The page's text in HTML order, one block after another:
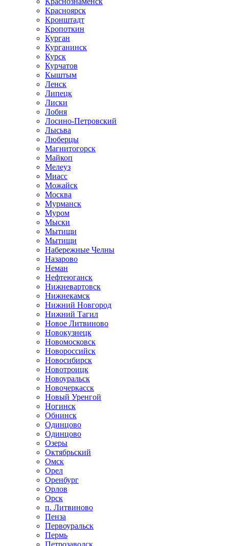
Красноярск
Кронштадт
Кропоткин
Курган
Курганинск
Курск
Курчатов
Кыштым
Ленск
Липецк
Лиски
Лобня
Лосино-Петровский
Лысьва
Люберцы
Магнитогорск
Майкоп
Мелеуз
Миасс
Можайск
Москва
Мурманск
Муром
Мыски
Мытищи
Мытищи
Набережные Челны
Назарово
Неман
Нефтеюганск
Нижневартовск
Нижнекамск
Нижний Новгород
Нижний Тагил
Новое Литвиново
Новокузнецк
Новомосковск
Новороссийск
Новосибирск
Новотроицк
Новоуральск
Новочеркасск
Новый Уренгой
Ногинск
Обнинск
Одинцово
Одинцово
Озеры
Октябрьский
Омск
Орел
Оренбург
Орлов
Орск
п. Литвиново
Пенза
Первоуральск
Пермь
Петрозаводск